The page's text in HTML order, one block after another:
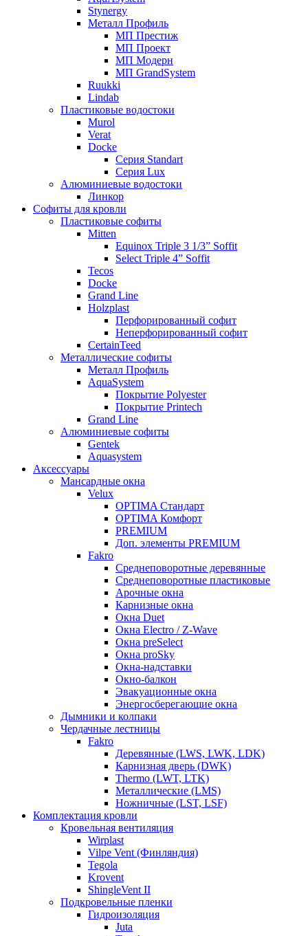
Stynergy
Металл Профиль
МП Престиж
МП Проект
МП Модерн
МП GrandSystem
Ruukki
Lindab
Пластиковые водостоки
Murol
Verat
Docke
Серия Standart
Серия Lux
Алюминиевые водостоки
Линкор
Софиты для кровли
Пластиковые софиты
Mitten
Equinox Triple 3 1/3” Soffit
Select Triple 4” Soffit
Tecos
Docke
Grand Line
Holzplast
Перфорированный софит
Неперфорированный софит
CertainTeed
Металлические софиты
Металл Профиль
AquaSystem
Покрытие Polyester
Покрытие Printech
Grand Line
Алюминиевые софиты
Gentek
Aquasystem
Аксессуары
Мансардные окна
Velux
OPTIMA Стандарт
OPTIMA Комфорт
PREMIUM
Доп. элементы PREMIUM
Fakro
Cреднеповоротные деревянные
Cреднеповоротные пластиковые
Арочные окна
Карнизные окна
Окна Duet
Окна Electro / Z-Wave
Окна preSelect
Окна proSky
Окна-надставки
Окно-балкон
Эвакуационные окна
Энергосберегающие окна
Дымники и колпаки
Чердачные лестницы
Fakro
Деревянные (LWS, LWK, LDK)
Карнизная дверь (DWK)
Thermo (LWT, LTK)
Металлические (LMS)
Ножничные (LST, LSF)
Комплектация кровли
Кровельная вентиляция
Wirplast
Vilpe Vent (Финляндия)
Tegola
Krovent
ShingleVent II
Подкровельные пленки
Гидроизоляция
Juta